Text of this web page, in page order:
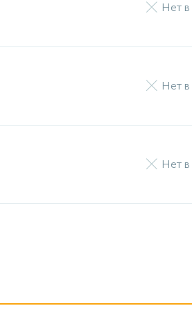
Нет
Нет
Нет